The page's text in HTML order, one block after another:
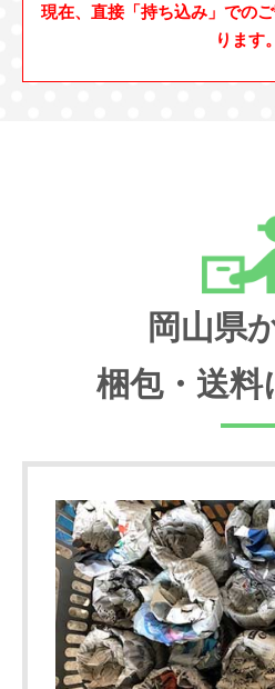
現在、直接「持ち込み」での
ります。
岡山県
梱包・送料